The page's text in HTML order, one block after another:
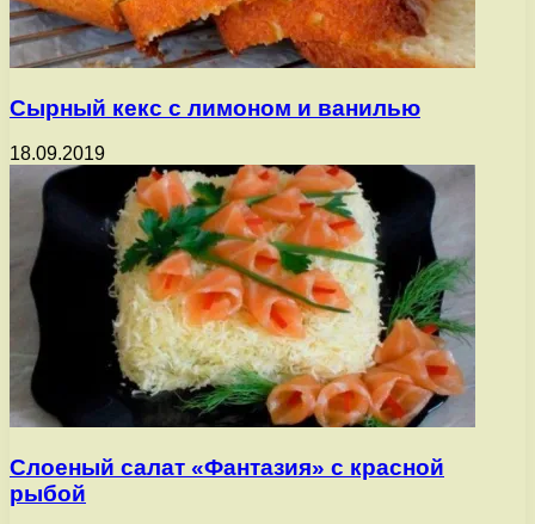
Сырный кекс с лимоном и ванилью
18.09.2019
Слоеный салат «Фантазия» с красной
рыбой